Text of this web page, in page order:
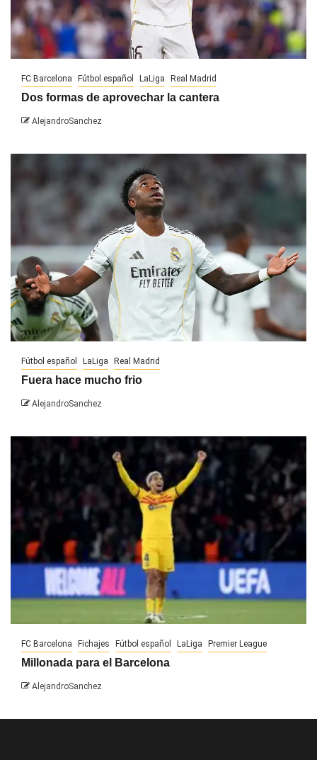
FC Barcelona Fútbol español LaLiga Real Madrid
Dos formas de aprovechar la cantera
AlejandroSanchez
Fútbol español LaLiga Real Madrid
Fuera hace mucho frio
AlejandroSanchez
FC Barcelona Fichajes Fútbol español LaLiga Premier League
Millonada para el Barcelona
AlejandroSanchez